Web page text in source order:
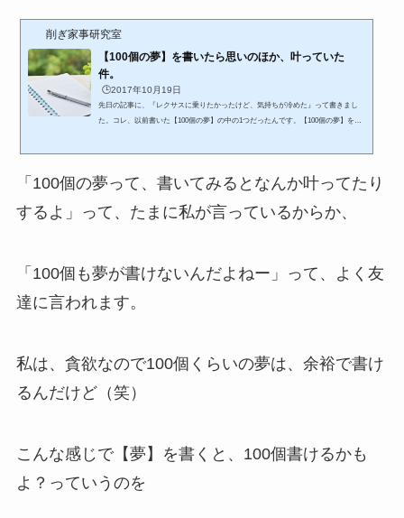
削ぎ家事研究室
【100個の夢】を書いたら思いのほか、叶っていた
件。
🕒️2017年10月19日
先日の記事に、『レクサスに乗りたかったけど、気持ちが冷めた』って書きまし
た。コレ、以前書いた【100個の夢】の中の1つだったんです。【100個の夢】を書
ん！！と気付きました。ありがたい。そんなわけで、今日は私の叶った夢を書いて
「100個の夢って、書いてみるとなんか叶ってたり
するよ」って、たまに私が言っているからか、
「100個も夢が書けないんだよねー」って、よく友
達に言われます。
私は、貪欲なので100個くらいの夢は、余裕で書け
るんだけど（笑）
こんな感じで【夢】を書くと、100個書けるかも
よ？っていうのを